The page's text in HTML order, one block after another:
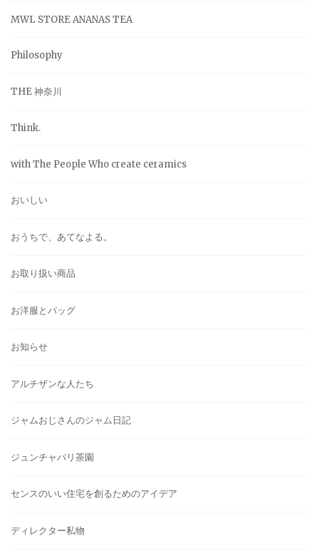
MWL STORE ANANAS TEA
Philosophy
THE 神奈川
Think.
with The People Who create ceramics
おいしい
おうちで、あてなよる。
お取り扱い商品
お洋服とバッグ
お知らせ
アルチザンな人たち
ジャムおじさんのジャム日記
ジュンチャバリ茶園
センスのいい住宅を創るためのアイデア
ディレクター私物